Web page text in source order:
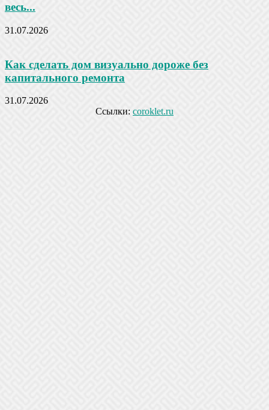
весь...
31.07.2026
Как сделать дом визуально дороже без
капитального ремонта
31.07.2026
Ссылки: coroklet.ru